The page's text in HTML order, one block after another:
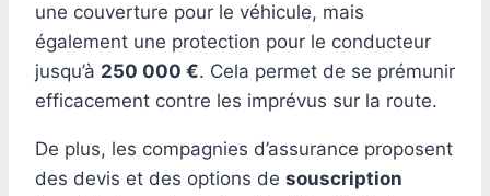
une couverture pour le véhicule, mais
également une protection pour le conducteur
jusqu’à 250 000 €. Cela permet de se prémunir
efficacement contre les imprévus sur la route.
De plus, les compagnies d’assurance proposent
des devis et des options de souscription